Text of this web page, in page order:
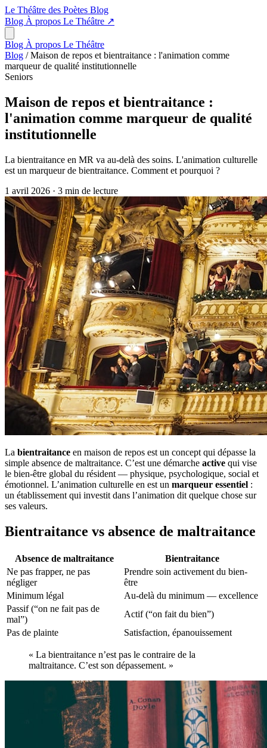
Le Théâtre des Poètes Blog
Blog À propos Le Théâtre ↗
Blog À propos Le Théâtre
Blog / Maison de repos et bientraitance : l'animation comme
marqueur de qualité institutionnelle
Seniors
Maison de repos et bientraitance :
l'animation comme marqueur de qualité
institutionnelle
La bientraitance en MR va au-delà des soins. L'animation culturelle
est un marqueur de bientraitance. Comment et pourquoi ?
1 avril 2026 · 3 min de lecture
La bientraitance en maison de repos est un concept qui dépasse la
simple absence de maltraitance. C’est une démarche active qui vise
le bien-être global du résident — physique, psychologique, social et
émotionnel. L’animation culturelle en est un marqueur essentiel :
un établissement qui investit dans l’animation dit quelque chose sur
ses valeurs.
Bientraitance vs absence de maltraitance
Absence de maltraitance
Bientraitance
Ne pas frapper, ne pas
négliger
Prendre soin activement du bien-
être
Minimum légal
Au-delà du minimum — excellence
Passif (“on ne fait pas de
mal”)
Actif (“on fait du bien”)
Pas de plainte
Satisfaction, épanouissement
« La bientraitance n’est pas le contraire de la
maltraitance. C’est son dépassement. »